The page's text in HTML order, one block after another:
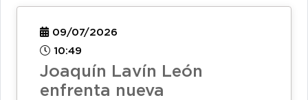
09/07/2026
10:49
Joaquín Lavín León
enfrenta nueva